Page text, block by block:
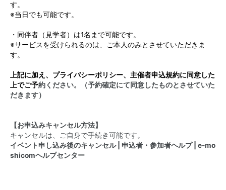
す。
※当日でも可能です。
・同伴者（見学者）は1名まで可能です。
※サービスを受けられるのは、ご本人のみとさせていただきま
す。
上記に加え、プライバシーポリシー、主催者申込規約に同意した
上でご予約ください。（予約確定にて同意したものとさせていた
だきます）
【お申込みキャンセル方法】
キャンセルは、ご自身で手続き可能です。
イベント申し込み後のキャンセル | 申込者・参加者ヘルプ | e-mo
shicomヘルプセンター